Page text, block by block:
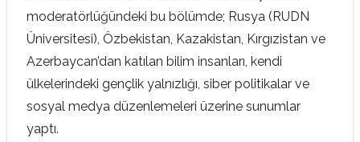
moderatörlüğündeki bu bölümde; Rusya (RUDN
Üniversitesi), Özbekistan, Kazakistan, Kırgızistan ve
Azerbaycan’dan katılan bilim insanları, kendi
ülkelerindeki gençlik yalnızlığı, siber politikalar ve
sosyal medya düzenlemeleri üzerine sunumlar
yaptı.